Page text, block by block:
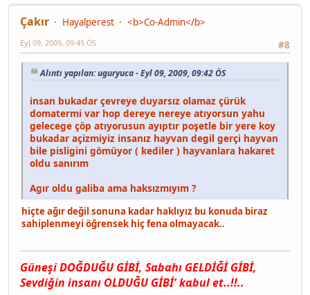
Çakır Hayalperest
<b>Co-Admin</b>
#8
Eyl 09, 2009, 09:45 ÖS
Alıntı yapılan: uguryuca - Eyl 09, 2009, 09:42 ÖS
insan bukadar çevreye duyarsız olamaz çürük
domatermi var hop dereye nereye atıyorsun yahu
gelecege çöp atıyorusun ayıptır poşetle bir yere koy
bukadar açizmiyiz insanız hayvan degil gerçi hayvan
bile pisligini gömüyor ( kediler ) hayvanlara hakaret
oldu sanırım
Agır oldu galiba ama haksızmıyım ?
hiçte ağır değil sonuna kadar haklıyız bu konuda biraz
sahiplenmeyi öğrensek hiç fena olmayacak..
Güneşi DOĞDUĞU GİBİ, Sαbαhı GELDİĞİ GİBİ,
Sevdiğin insαnı OLDUĞU GİBİ' kαbul et..!!..